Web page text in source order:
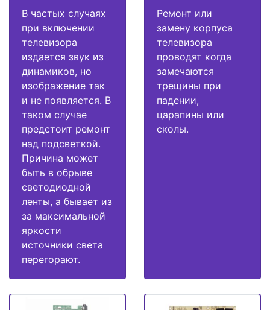
В частых случаях
при включении
телевизора
издается звук из
динамиков, но
изображение так
и не появляется. В
таком случае
предстоит ремонт
над подсветкой.
Причина может
быть в обрыве
светодиодной
ленты, а бывает из
за максимальной
яркости
источники света
перегорают.
Ремонт или
замену корпуса
телевизора
проводят когда
замечаются
трещины при
падении,
царапины или
сколы.